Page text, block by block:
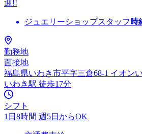
迎!!
ジュエリーショップスタッフ 時
勤務地
面接地
福島県いわき市平字三倉68-1 イオン
いわき駅 徒歩17分
シフト
1日8時間 週5日からOK